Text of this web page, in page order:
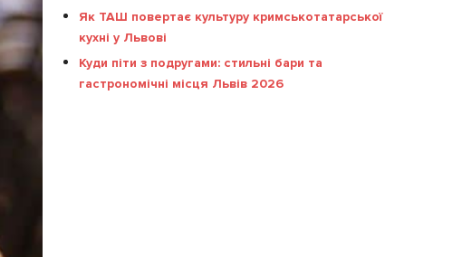
Як ТАШ повертає культуру кримськотатарської
кухні у Львові
Куди піти з подругами: стильні бари та
гастрономічні місця Львів 2026